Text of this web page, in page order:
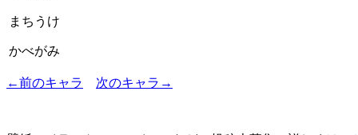
まちうけ
かべがみ
←前のキャラ 次のキャラ→